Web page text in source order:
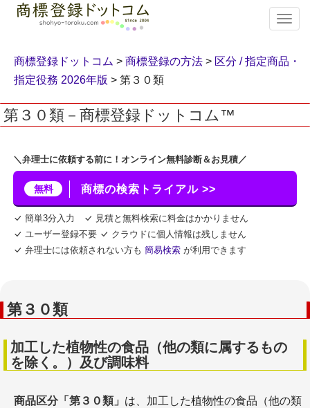
T
o
g
n
v
a
商標登録ドットコム > 商標登録の方法 > 区分 / 指定商品・
指定役務 2026年版 > 第３０類
第３０類－商標登録ドットコム™
＼弁理士に依頼する前に！オンライン無料診断＆お見積／
無料 商標の検索トライアル >>
簡単3分入力
見積と無料検索に料金はかかりません
ユーザー登録不要
クラウドに個人情報は残しません
弁理士には依頼されない方も 簡易検索 が利用できます
第３０類
加工した植物性の食品（他の類に属するもの
を除く。）及び調味料
商品区分「第３０類」 は、加工した植物性の食品（他の類